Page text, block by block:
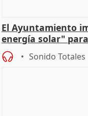
El Ayuntamiento
energía solar"
Sonido Totales